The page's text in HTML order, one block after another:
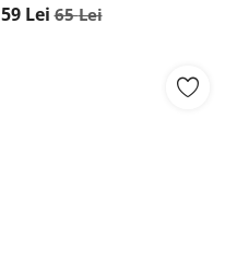
59 Lei 65Lei